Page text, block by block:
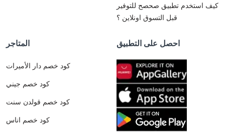
كيف استخدم تطبيق صحصح للتوفير
قبل التسوق اونلاين ؟
المتاجر
كود خصم دار الأميرات
كود خصم جيني
كود خصم قولدن سنت
كود خصم اناس
احصل على التطبيق